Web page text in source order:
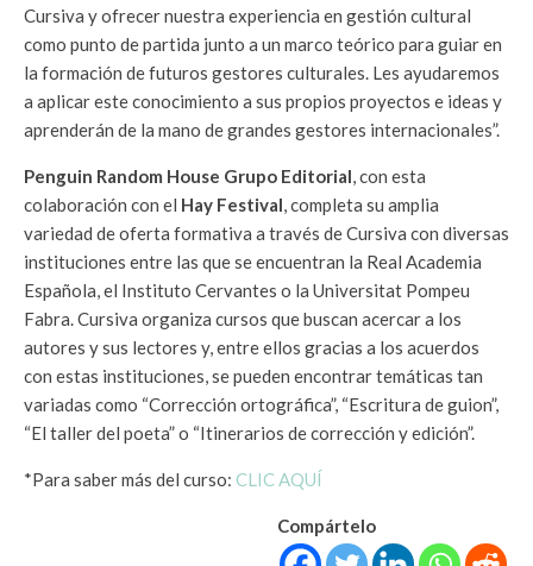
Cursiva y ofrecer nuestra experiencia en gestión cultural
como punto de partida junto a un marco teórico para guiar en
la formación de futuros gestores culturales. Les ayudaremos
a aplicar este conocimiento a sus propios proyectos e ideas y
aprenderán de la mano de grandes gestores internacionales”.
Penguin Random House Grupo Editorial, con esta
colaboración con el Hay Festival, completa su amplia
variedad de oferta formativa a través de Cursiva con diversas
instituciones entre las que se encuentran la Real Academia
Española, el Instituto Cervantes o la Universitat Pompeu
Fabra. Cursiva organiza cursos que buscan acercar a los
autores y sus lectores y, entre ellos gracias a los acuerdos
con estas instituciones, se pueden encontrar temáticas tan
variadas como “Corrección ortográfica”, “Escritura de guion”,
“El taller del poeta” o “Itinerarios de corrección y edición”.
*Para saber más del curso: CLIC AQUÍ
Compártelo